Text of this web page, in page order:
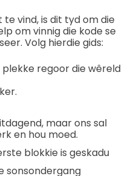
vind, is dit tyd om die
om vinnig die kode se
Volg hierdie gids:
plekke regoor die wêreld
maar ons sal
en hou moed.
blokkie is geskadu
sonsondergang